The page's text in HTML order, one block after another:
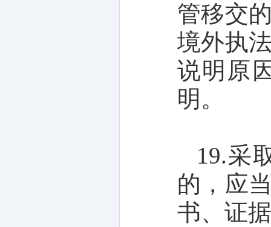
管移交
境外执
说明原
明。
19.采
的，应
书、证